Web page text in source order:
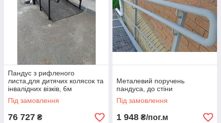
Пандус з рифленого
листа,для дитячих колясок та
інвалідних візків, 6м
Під замовлення
76 727 ₴
Металевий поручень
пандуса, до стіни
Під замовлення
1 948 ₴/пог.м